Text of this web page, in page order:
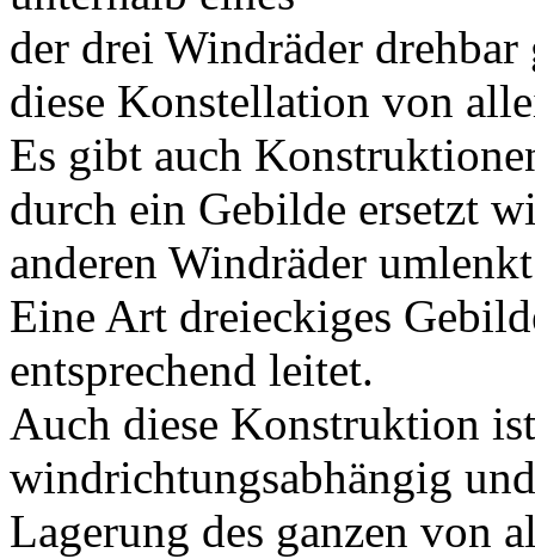
der drei Windräder
diese Konstellation von
Es gibt auch
durch ein Gebilde ersetzt
anderen Windräder
Eine Art dreieckiges
entsprechend leitet.
Auch diese Konstruktion
windrichtungsabhängig
Lagerung des ganzen von